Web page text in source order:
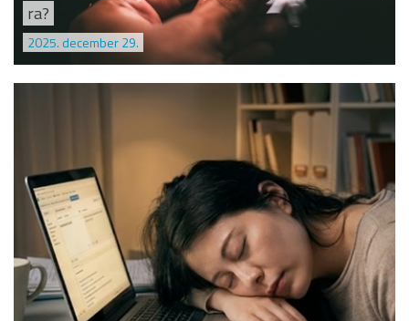
ra?
2025. december 29.